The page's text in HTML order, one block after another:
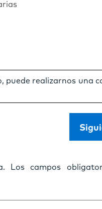
puede realizarnos una
Los campos